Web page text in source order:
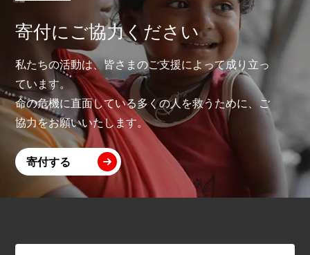
寄付にご協力ください
私たちの活動は、皆さまのご支援によって成り立っ
ています。
命の危機に直面している多くの人を救うために、ご
協力をお願いいたします。
寄付する